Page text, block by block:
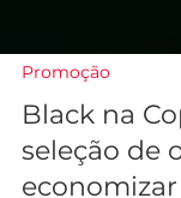
Promoção
Black na